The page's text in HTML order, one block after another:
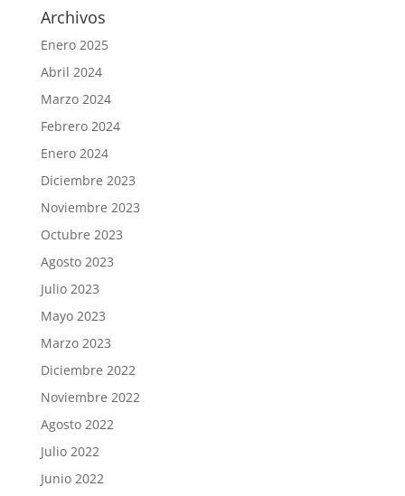
Archivos
Enero 2025
Abril 2024
Marzo 2024
Febrero 2024
Enero 2024
Diciembre 2023
Noviembre 2023
Octubre 2023
Agosto 2023
Julio 2023
Mayo 2023
Marzo 2023
Diciembre 2022
Noviembre 2022
Agosto 2022
Julio 2022
Junio 2022